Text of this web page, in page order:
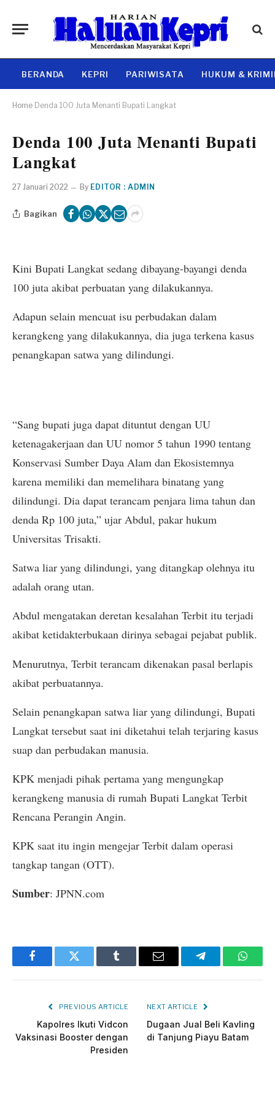
BERANDA KEPRI PARIWISATA HUKUM &
Home Denda 100 Juta Menanti Bupati Langkat
Denda 100 Juta Menanti Bupati
Langkat
27 Januari 2022 By EDITOR : ADMIN
Bagikan
Kini Bupati Langkat sedang dibayang-bayangi denda
100 juta akibat perbuatan yang dilakukannya.
Adapun selain mencuat isu perbudakan dalam
kerangkeng yang dilakukannya, dia juga terkena kasus
penangkapan satwa yang dilindungi.
“Sang bupati juga dapat dituntut dengan UU
ketenagakerjaan dan UU nomor 5 tahun 1990 tentang
Konservasi Sumber Daya Alam dan Ekosistemnya
karena memiliki dan memelihara binatang yang
dilindungi. Dia dapat terancam penjara lima tahun dan
denda Rp 100 juta,” ujar Abdul, pakar hukum
Universitas Trisakti.
Satwa liar yang dilindungi, yang ditangkap olehnya itu
adalah orang utan.
Abdul mengatakan deretan kesalahan Terbit itu terjadi
akibat ketidakterbukaan dirinya sebagai pejabat publik.
Menurutnya, Terbit terancam dikenakan pasal berlapis
akibat perbuatannya.
Selain penangkapan satwa liar yang dilindungi, Bupati
Langkat tersebut saat ini diketahui telah terjaring kasus
suap dan perbudakan manusia.
KPK menjadi pihak pertama yang mengungkap
kerangkeng manusia di rumah Bupati Langkat Terbit
Rencana Perangin Angin.
KPK saat itu ingin mengejar Terbit dalam operasi
tangkap tangan (OTT).
Sumber: JPNN.com
FacebookTwitter Tumblr Email Telegram
PREVIOUS ARTICLE
Kapolres Ikuti Vidcon
Vaksinasi Booster dengan
Presiden
NEXT ARTICLE
Dugaan Jual Beli Kavling
di Tanjung Piayu Batam